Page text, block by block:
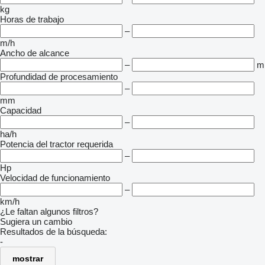
kg
Horas de trabajo
–
m/h
Ancho de alcance
–
m
Profundidad de procesamiento
–
mm
Capacidad
–
ha/h
Potencia del tractor requerida
–
Hp
Velocidad de funcionamiento
–
km/h
¿Le faltan algunos filtros?
Sugiera un cambio
Resultados de la búsqueda:
-
mostrar